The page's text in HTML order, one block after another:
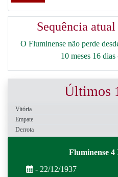
Sequência
O Fluminense não perde
10 meses 16
Últimos
Vitória
Empate
Derrota
Fluminense
- 22/12/1937